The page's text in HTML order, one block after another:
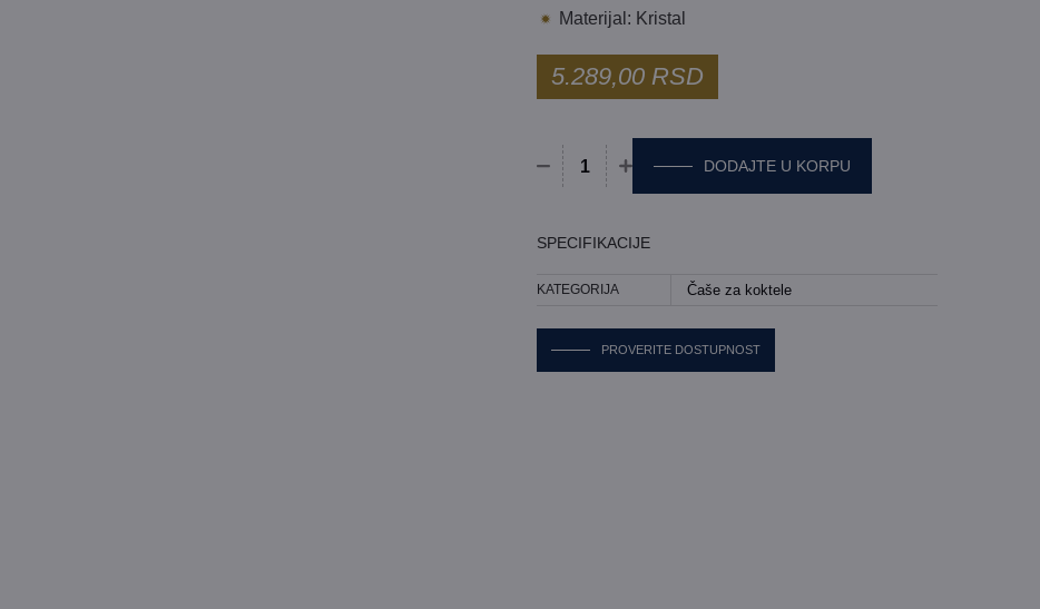
Materijal: Kristal
5.289,00 RSD
Set 4 čaše Riedel - Mixing Set količina
DODAJTE U KORPU
SPECIFIKACIJE
KATEGORIJA Čaše za koktele
PROVERITE DOSTUPNOST